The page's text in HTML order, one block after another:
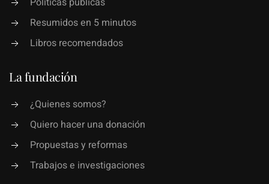
Resumidos en 5 minutos
Libros recomendados
La fundación
¿Quienes somos?
Quiero hacer una donación
Propuestas y reformas
Trabajos e investigaciones